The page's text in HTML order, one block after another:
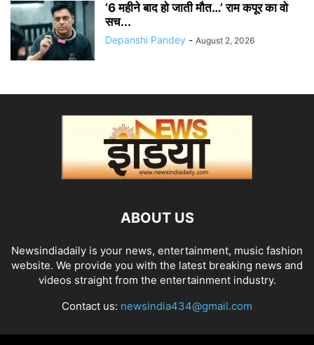
‘6 महीने बाद हो जाती मौत…’ राम कपूर का वो
सच...
Depanshi Pandey - August 2, 2026
ABOUT US
Newsindiadaily is your news, entertainment, music fashion
website. We provide you with the latest breaking news and
videos straight from the entertainment industry.
Contact us: newsindia434@gmail.com